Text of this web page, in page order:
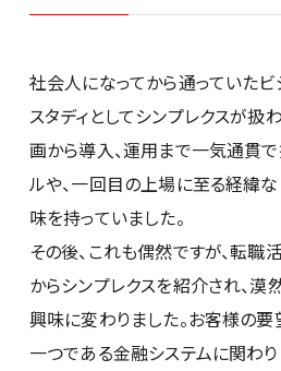
新卒採用
28卒
社会人になってから通っていた
スタディとしてシンプレクスが扱
画から導入、運用まで一気通貫
ルや、一回目の上場に至る経緯
味を持っていました。
その後、これも偶然ですが、転職
からシンプレクスを紹介され、
興味に変わりました。お客様の
一つである金融システムに関わり